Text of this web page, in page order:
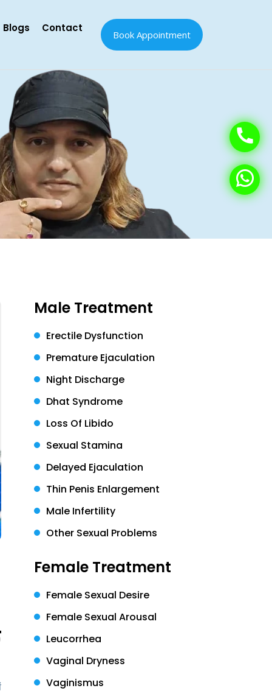
Blogs Contact
Book Appointment
Male Treatment
Erectile Dysfunction
Premature Ejaculation
Night Discharge
Dhat Syndrome
Loss Of Libido
Sexual Stamina
Delayed Ejaculation
Thin Penis Enlargement
Male Infertility
Other Sexual Problems
Female Treatment
Female Sexual Desire
Female Sexual Arousal
Leucorrhea
Vaginal Dryness
Vaginismus